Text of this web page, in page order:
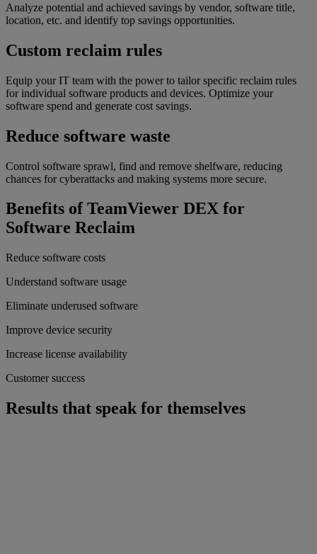
Analyze potential and achieved savings by vendor, software title,
location, etc. and identify top savings opportunities.
Custom reclaim rules
Equip your IT team with the power to tailor specific reclaim rules
for individual software products and devices. Optimize your
software spend and generate cost savings.
Reduce software waste
Control software sprawl, find and remove shelfware, reducing
chances for cyberattacks and making systems more secure.
Benefits of TeamViewer DEX for
Software Reclaim
Reduce software costs
Understand software usage
Eliminate underused software
Improve device security
Increase license availability
Customer success
Results that speak for themselves